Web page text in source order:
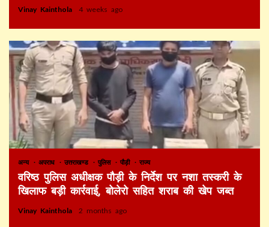
Vinay Kainthola 4 weeks ago
अन्य अपराध उत्तराखण्ड पुलिस पौड़ी राज्य
वरिष्ठ पुलिस अधीक्षक पौड़ी के निर्देश पर नशा तस्करी के
खिलाफ बड़ी कार्रवाई, बोलेरो सहित शराब की खेप जब्त
Vinay Kainthola 2 months ago